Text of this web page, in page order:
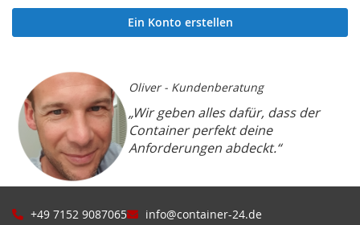
Ein Konto erstellen
Oliver - Kundenberatung
„Wir geben alles dafür, dass der
Container perfekt deine
Anforderungen abdeckt.“
+49 7152 9087065
info@container-24.de